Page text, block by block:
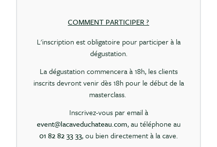
COMMENT PARTICIPER ?
L'inscription est obligatoire pour participer à la
dégustation.
La dégustation commencera à 18h, les clients
inscrits devront venir dès 18h pour le début de la
masterclass.
Inscrivez-vous par email à
event@lacaveduchateau.com, au téléphone au
01 82 82 33 33, ou bien directement à la cave.